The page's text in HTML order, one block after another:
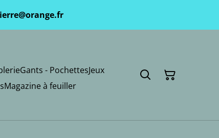
Gants - PochettesJeux
Magazine à feuiller